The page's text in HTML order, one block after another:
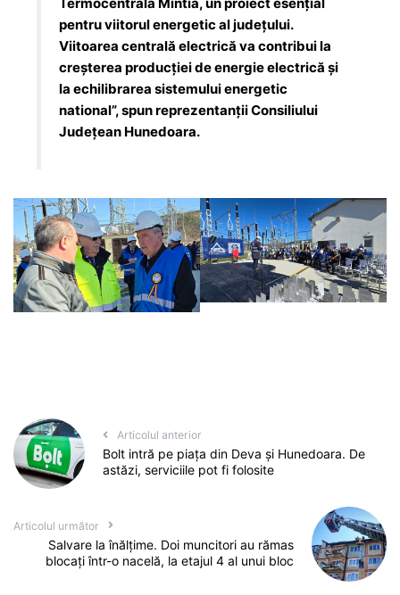
Termocentrala Mintia, un proiect esențial
pentru viitorul energetic al județului.
Viitoarea centrală electrică va contribui la
creșterea producției de energie electrică și
la echilibrarea sistemului energetic
national”, spun reprezentanții Consiliului
Județean Hunedoara.
Articolul anterior
Bolt intră pe piața din Deva și Hunedoara. De
astăzi, serviciile pot fi folosite
Articolul următor
Salvare la înălțime. Doi muncitori au rămas
blocați într-o nacelă, la etajul 4 al unui bloc